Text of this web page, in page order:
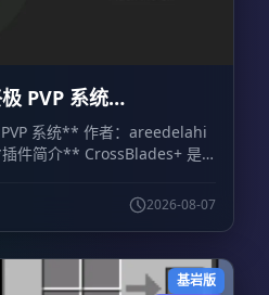
PVP 系统
PVP System
者：areedelahi
通过可视化箱子界面挑战好友、
单挑或最多 5v5 的团队决
员只需设置竞技场位置，插件
、传送、地图重置和战后物品恢
2026-08-07
基岩版